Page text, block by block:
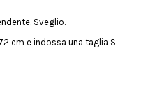
Sveglio.
cm e indossa una taglia S